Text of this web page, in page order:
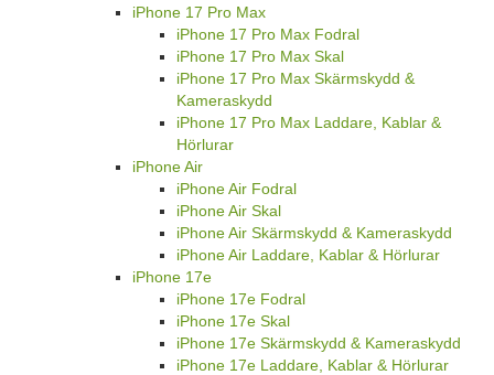
iPhone 17 Pro Max
iPhone 17 Pro Max Fodral
iPhone 17 Pro Max Skal
iPhone 17 Pro Max Skärmskydd &
Kameraskydd
iPhone 17 Pro Max Laddare, Kablar &
Hörlurar
iPhone Air
iPhone Air Fodral
iPhone Air Skal
iPhone Air Skärmskydd & Kameraskydd
iPhone Air Laddare, Kablar & Hörlurar
iPhone 17e
iPhone 17e Fodral
iPhone 17e Skal
iPhone 17e Skärmskydd & Kameraskydd
iPhone 17e Laddare, Kablar & Hörlurar